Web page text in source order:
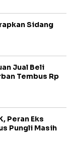
Sidang
Jual Beli
Tembus Rp
Peran Eks
Pungli Masih